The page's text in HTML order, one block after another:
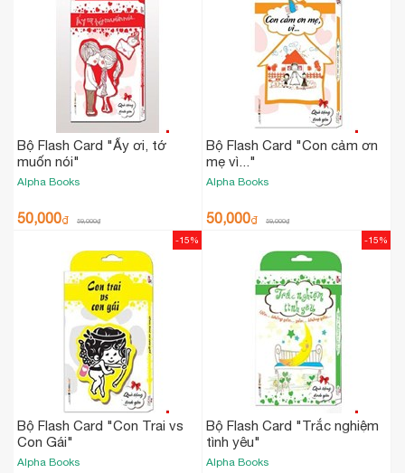
Bộ Flash Card "Ấy ơi, tớ
muốn nói"
Alpha Books
50,000₫ 59,000₫
Bộ Flash Card "Con cảm ơn
mẹ vì..."
Alpha Books
50,000₫ 59,000₫
Bộ Flash Card "Con Trai vs
Con Gái"
Alpha Books
-15%
Bộ Flash Card "Trắc nghiệm
tình yêu"
Alpha Books
-15%